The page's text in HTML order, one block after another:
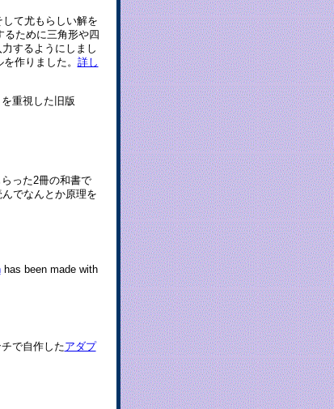
て尤もらしい解を
るために三角形や四
するようにしまし
作りました。 詳し
重視した旧版
った2冊の和書で
でなんとか原理を
has been made with
で自作したアダプ